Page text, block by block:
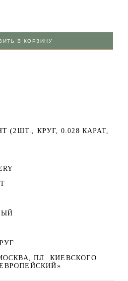
В КОРЗИНУ
(2ШТ., КРУГ, 0.028 КАРАТ,
ПЛ. КИЕВСКОГО